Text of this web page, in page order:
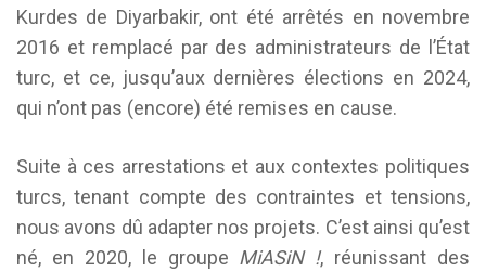
Kurdes de Diyarbakir, ont été arrêtés en novembre
2016 et remplacé par des administrateurs de l’État
turc, et ce, jusqu’aux dernières élections en 2024,
qui n’ont pas (encore) été remises en cause.
Suite à ces arrestations et aux contextes politiques
turcs, tenant compte des contraintes et tensions,
nous avons dû adapter nos projets. C’est ainsi qu’est
né, en 2020, le groupe MiASiN !, réunissant des